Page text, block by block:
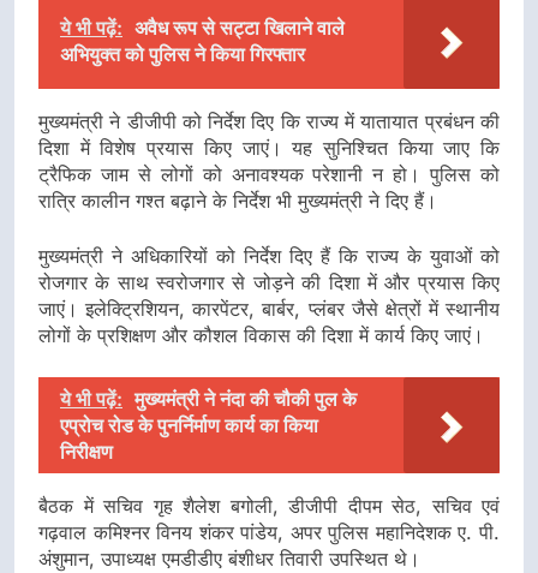
ये भी पढ़ें: अवैध रूप से सट्टा खिलाने वाले
अभियुक्त को पुलिस ने किया गिरफ्तार
मुख्यमंत्री ने डीजीपी को निर्देश दिए कि राज्य में यातायात प्रबंधन की
दिशा में विशेष प्रयास किए जाएं। यह सुनिश्चित किया जाए कि
ट्रैफिक जाम से लोगों को अनावश्यक परेशानी न हो। पुलिस को
रात्रि कालीन गश्त बढ़ाने के निर्देश भी मुख्यमंत्री ने दिए हैं।
मुख्यमंत्री ने अधिकारियों को निर्देश दिए हैं कि राज्य के युवाओं को
रोजगार के साथ स्वरोजगार से जोड़ने की दिशा में और प्रयास किए
जाएं। इलेक्ट्रिशियन, कारपेंटर, बार्बर, प्लंबर जैसे क्षेत्रों में स्थानीय
लोगों के प्रशिक्षण और कौशल विकास की दिशा में कार्य किए जाएं।
ये भी पढ़ें: मुख्यमंत्री ने नंदा की चौकी पुल के
एप्रोच रोड के पुनर्निर्माण कार्य का किया
निरीक्षण
बैठक में सचिव गृह शैलेश बगोली, डीजीपी दीपम सेठ, सचिव एवं
गढ़वाल कमिश्नर विनय शंकर पांडेय, अपर पुलिस महानिदेशक ए. पी.
अंशुमान, उपाध्यक्ष एमडीडीए बंशीधर तिवारी उपस्थित थे।